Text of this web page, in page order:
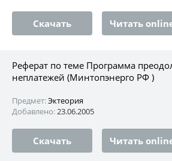
Скачать Читать
Реферат по теме Программа
неплатежей (Минтопэнерго РФ )
Предмет:Эктеория
Добавлено:23.06.2005
Скачать Читать